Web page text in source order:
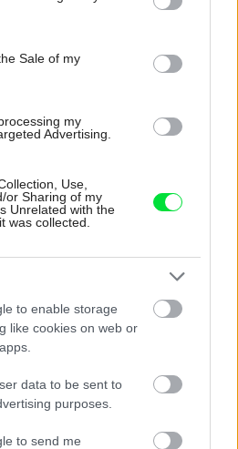
and its third-party tags to
purposes in below Google
Sale of my
my
Advertising.
Use,
or Sharing of my
Unrelated with the
was collected.
to enable storage
like cookies on web or
data to be sent to
purposes.
to send me
)
(zo spomínaných), krásny
voči škodcom, plesniam…
vplyvom len pri
sú a budú jedinečné, keďže sú
si na rozdiel od ostatných
ošetrovanie a údržbu. Tvrdenia,
drevených obkladoch vydrží v
pravdivá. A ak chcete zachovať
údržbou 1x za rok, prípadne 1x
však už evidentné. Sú vhodné na
objektov, rodinných
výplní a pod. Pri